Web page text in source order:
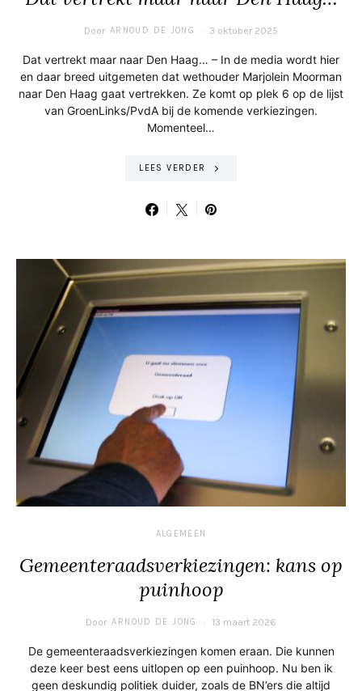
Door ARNOUD DE JONG 3 oktober 2025
Dat vertrekt maar naar Den Haag… – In de media wordt hier
en daar breed uitgemeten dat wethouder Marjolein Moorman
naar Den Haag gaat vertrekken. Ze komt op plek 6 op de lijst
van GroenLinks/PvdA bij de komende verkiezingen.
Momenteel…
LEES VERDER
ALGEMEEN
Gemeenteraadsverkiezingen: kans op
puinhoop
DoorARNOUD DE JONG 13 maart 2026
De gemeenteraadsverkiezingen komen eraan. Die kunnen
deze keer best eens uitlopen op een puinhoop. Nu ben ik
geen deskundig politiek duider, zoals de BN’ers die altijd